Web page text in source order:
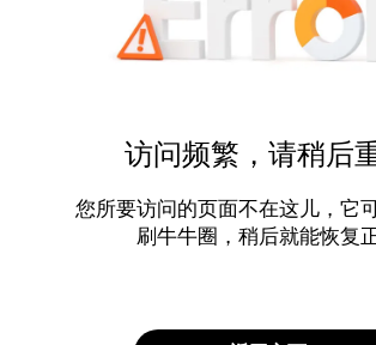
访问频繁，请稍后
您所要访问的页面不在这儿，它
刷牛牛圈，稍后就能恢复